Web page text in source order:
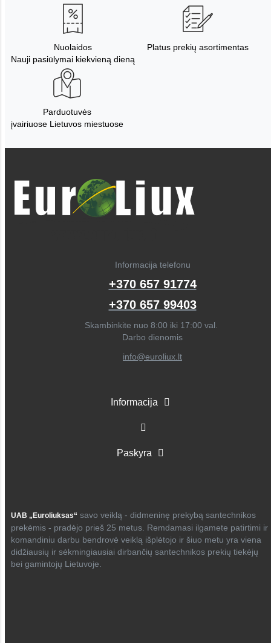
Nuolaidos
Nauji pasiūlymai kiekvieną dieną
Platus prekių asortimentas
Parduotuvės
įvairiuose Lietuvos miestuose
Informacija telefonu
+370 657 91774
+370 657 99403
Skambinkite nuo 8:00 iki 17:00 val.
Darbo dienomis
info@euroliux.lt
Informacija
Paskyra
UAB „Euroliuksas“ savo veiklą - didmeninę prekybą santechnikos
prekėmis - pradėjo prieš 25 metus. Remdamasi ilgamete patirtimi ir
komandiniu darbu bendrovė veiklą išplėtojo ir šiuo metu yra viena
didžiausių ir sėkmingiausiai dirbančių santechnikos prekių tiekėjų
bei gamintojų Lietuvoje.